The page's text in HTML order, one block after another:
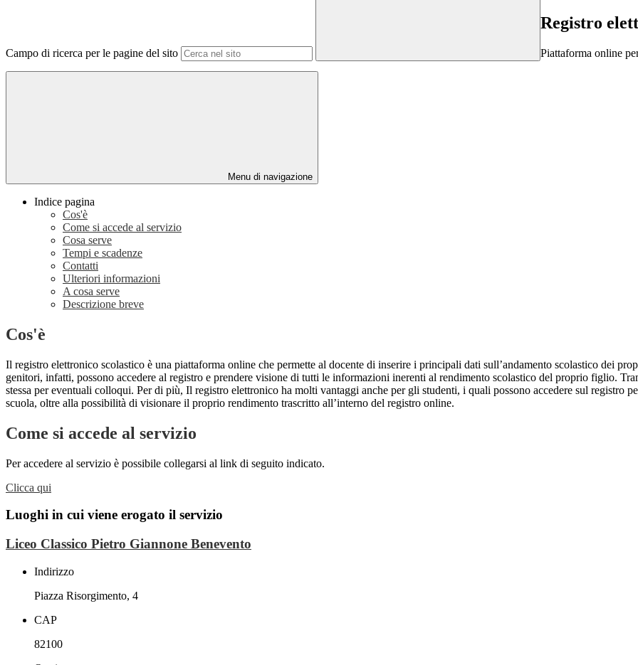
Campo di ricerca per le pagine del sito
Registro
Piattaforma online
Menu di navigazione
Indice pagina
Cos'è
Come si accede al servizio
Cosa serve
Tempi e scadenze
Contatti
Ulteriori informazioni
A cosa serve
Descrizione breve
Cos'è
Il registro elettronico scolastico è una piattaforma online che permette al docente di inserire i principali dati sull’andamento scolastico dei
genitori, infatti, possono accedere al registro e prendere visione di tutti le informazioni inerenti al rendimento scolastico del proprio figlio.
stessa per eventuali colloqui. Per di più, Il registro elettronico ha molti vantaggi anche per gli studenti, i quali possono accedere sul registro
scuola, oltre alla possibilità di visionare il proprio rendimento trascritto all’interno del registro online.
Come si accede al servizio
Per accedere al servizio è possibile collegarsi al link di seguito indicato.
Clicca qui
Luoghi in cui viene erogato il servizio
Liceo Classico Pietro Giannone Benevento
Indirizzo
Piazza Risorgimento, 4
CAP
82100